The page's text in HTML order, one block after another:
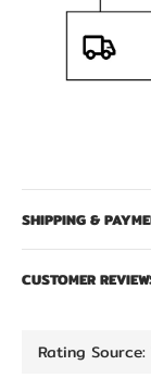
SHIPPING &
CUSTOMER